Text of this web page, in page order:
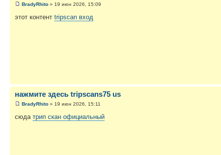
BradyRhito » 19 июн 2026, 15:09
этот контент tripscan вход
нажмите здесь tripscans75 us
BradyRhito » 19 июн 2026, 15:11
сюда трип скан официальный